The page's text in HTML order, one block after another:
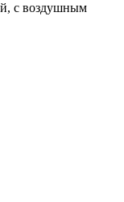
с воздушным